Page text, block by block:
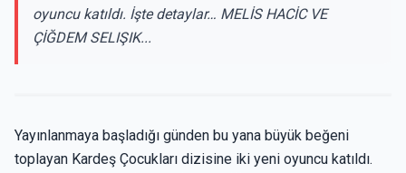
oyuncu katıldı. İşte detaylar… MELİS HACİC VE
ÇİĞDEM SELIŞIK...
Yayınlanmaya başladığı günden bu yana büyük beğeni
toplayan Kardeş Çocukları dizisine iki yeni oyuncu katıldı.